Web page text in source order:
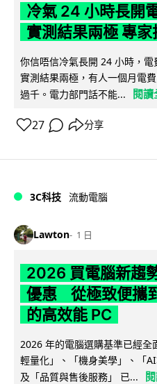
冷氣 24 小時長開
實測結果兩極 專
你信唔信冷氣長開 24 小時，
實測結果兩極，有人一個月電
過千。電力部門話不能...
閱讀
27 分享
3C科技 流動電腦
Lawton 1 日
2026 買電腦新趨
優惠 從極致便攜
的高效能 PC
2026 年的電腦選購基準已經
輕量化」、「機身美學」、「
及「品質與售後服務」 已...